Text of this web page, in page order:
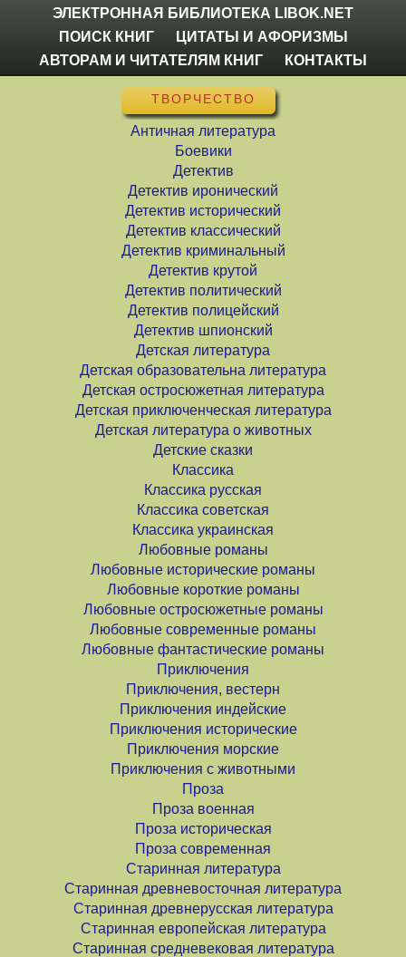
ЭЛЕКТРОННАЯ БИБЛИОТЕКА LIBOK.NET
ПОИСК КНИГ
ЦИТАТЫ И АФОРИЗМЫ
АВТОРАМ И ЧИТАТЕЛЯМ КНИГ
КОНТАКТЫ
ТВОРЧЕСТВО
Античная литература
Боевики
Детектив
Детектив иронический
Детектив исторический
Детектив классический
Детектив криминальный
Детектив крутой
Детектив политический
Детектив полицейский
Детектив шпионский
Детская литература
Детская образовательна литература
Детская остросюжетная литература
Детская приключенческая литература
Детская литература о животных
Детские сказки
Классика
Классика русская
Классика советская
Классика украинская
Любовные романы
Любовные исторические романы
Любовные короткие романы
Любовные остросюжетные романы
Любовные современные романы
Любовные фантастические романы
Приключения
Приключения, вестерн
Приключения индейские
Приключения исторические
Приключения морские
Приключения с животными
Проза
Проза военная
Проза историческая
Проза современная
Старинная литература
Старинная древневосточная литература
Старинная древнерусская литература
Старинная европейская литература
Старинная средневековая литература